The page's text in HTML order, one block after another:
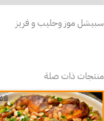
سبيشل موز وحليب و فريز
منتجات ذات صلة